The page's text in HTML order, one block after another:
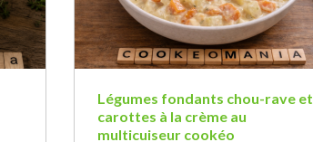
Légumes fondants chou-rave et
carottes à la crème au
multicuiseur cookéo